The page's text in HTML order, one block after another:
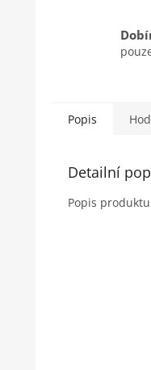
Popis
Detailní
Popis